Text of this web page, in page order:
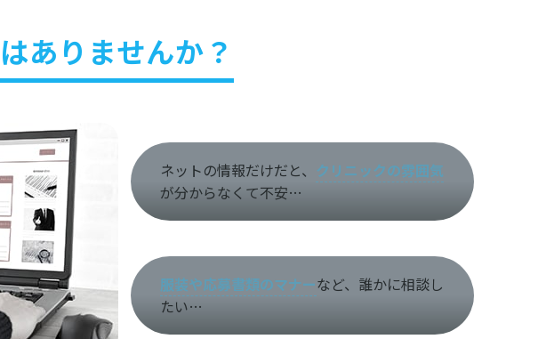
ありませんか？
ネットの情報だけだと、 クリニックの雰囲気
が分からなくて不安…
服装や応募書類のマナーなど、誰かに相談し
たい…